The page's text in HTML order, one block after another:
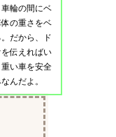
輪の間にベ
の重さをベ
だから、ド
伝えればい
い車を安全
んだよ。